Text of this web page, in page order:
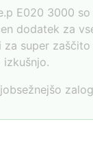
E020 3000
dodatek za
super